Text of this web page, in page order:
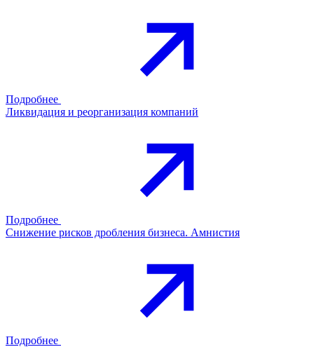
Подробнее
Ликвидация и реорганизация компаний
Подробнее
Снижение рисков дробления бизнеса. Амнистия
Подробнее